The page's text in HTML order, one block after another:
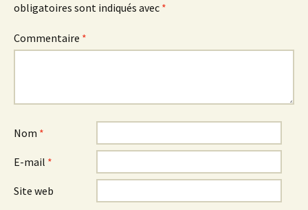
obligatoires sont indiqués avec *
Commentaire *
Nom *
E-mail *
Site web